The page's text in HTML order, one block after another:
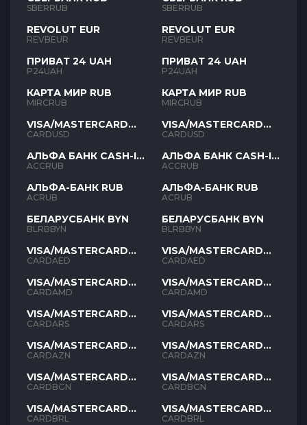
SBERRUB
REVOLUT EUR
REVBEUR
ПРИВАТ 24 UAH
P24UAH
КАРТА МИР RUB
MIRCRUB
VISA/MASTERCARD
USD
CARDUSD
АЛЬФА БАНК CASH-IN
RUB
ACCRUB
АЛЬФА-БАНК RUB
ACRUB
БЕЛАРУСБАНК BYN
BLRBBYN
VISA/MASTERCARD
AED
CARDAED
VISA/MASTERCARD
AMD
CARDAMD
VISA/MASTERCARD
ARS
CARDARS
VISA/MASTERCARD
AZN
CARDAZN
VISA/MASTERCARD
BGN
CARDBGN
VISA/MASTERCARD
BRL
CARDBRL
SBERRUB
REVOLUT EUR
REVBEUR
ПРИВАТ 24 UAH
P24UAH
КАРТА МИР RUB
MIRCRUB
VISA/MASTERCARD
USD
CARDUSD
АЛЬФА БАНК CASH-IN
RUB
ACCRUB
АЛЬФА-БАНК RUB
ACRUB
БЕЛАРУСБАНК BYN
BLRBBYN
VISA/MASTERCARD
AED
CARDAED
VISA/MASTERCARD
AMD
CARDAMD
VISA/MASTERCARD
ARS
CARDARS
VISA/MASTERCARD
AZN
CARDAZN
VISA/MASTERCARD
BGN
CARDBGN
VISA/MASTERCARD
BRL
CARDBRL